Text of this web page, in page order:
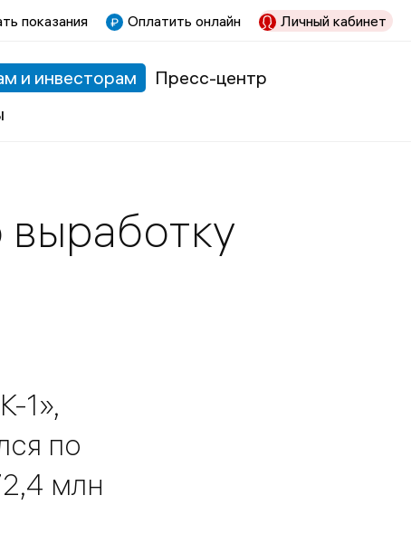
показания Оплатить онлайн Личный кабинет
и инвесторам
Пресс-центр
1»,
по
млн